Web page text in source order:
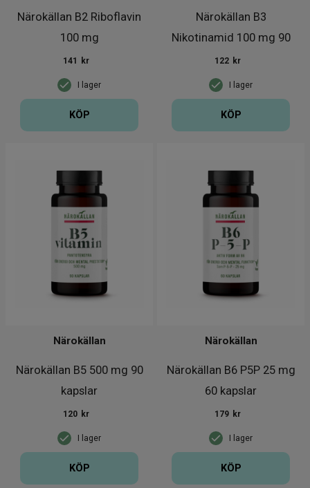
Närokällan B2 Riboflavin
100 mg
I lager
141 kr
KÖP
Närokällan B3
Nikotinamid 100 mg 90
kapslar
I lager
122 kr
KÖP
Närokällan B5 500 mg 90
kapslar
Närokällan
I lager
120 kr
KÖP
Närokällan B6 P5P 25 mg
60 kapslar
Närokällan
I lager
179 kr
KÖP